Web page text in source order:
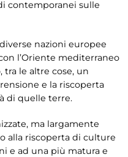
contemporanei sulle
nazioni europee
l’Oriente mediterraneo
tra le altre cose, un
e la riscoperta
di quelle terre.
ma largamente
alla riscoperta di culture
e ad una più matura e